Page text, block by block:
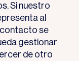
Si nuestro
al
contacto se
gestionar
de otro